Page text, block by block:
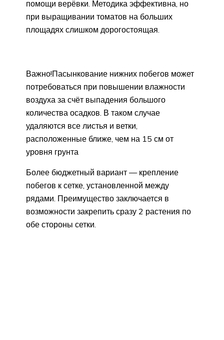
помощи верёвки. Методика эффективна, но
при выращивании томатов на больших
площадях слишком дорогостоящая.
Важно!Пасынкование нижних побегов может
потребоваться при повышении влажности
воздуха за счёт выпадения большого
количества осадков. В таком случае
удаляются все листья и ветки,
расположенные ближе, чем на 15 см от
уровня грунта
Более бюджетный вариант — крепление
побегов к сетке, установленной между
рядами. Преимущество заключается в
возможности закрепить сразу 2 растения по
обе стороны сетки.